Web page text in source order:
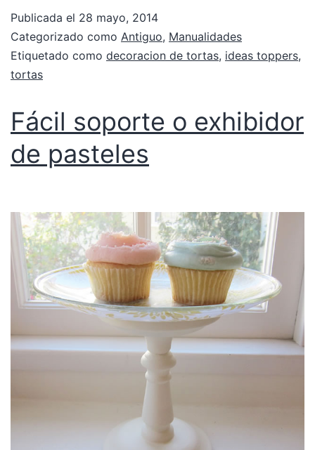
Publicada el 28 mayo, 2014
Categorizado como Antiguo, Manualidades
Etiquetado como decoracion de tortas, ideas toppers,
tortas
Fácil soporte o exhibidor
de pasteles